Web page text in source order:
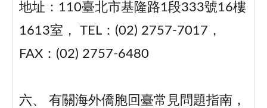
地址：110臺北市基隆路1段333號16樓
1613室， TEL：(02) 2757-7017，
FAX：(02) 2757-6480
六、 有關海外僑胞回臺常見問題指南，